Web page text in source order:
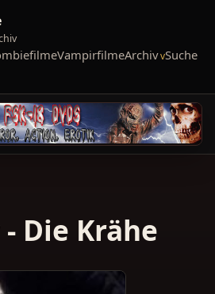
VampirfilmeArchiv Suche
Die Krähe